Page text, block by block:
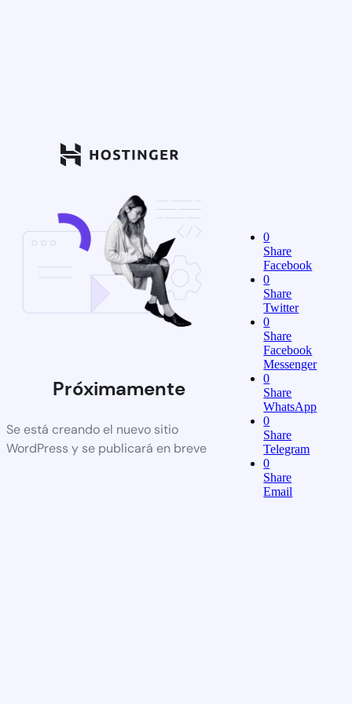
Próximamente
Se está creando el nuevo sitio
WordPress y se publicará en breve
0
Share
Facebook
0
Share
Twitter
0
Share
Facebook
Messenger
0
Share
WhatsApp
0
Share
Telegram
0
Share
Email